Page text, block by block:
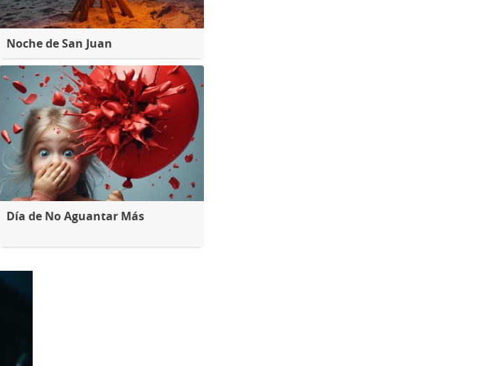
Noche de San Juan
Día de No Aguantar Más